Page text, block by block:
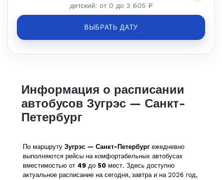
детский: от 0 до 3 605 ₽
ВЫБРАТЬ ДАТУ
Информация о расписании
автобусов Зугрэс — Санкт-
Петербург
По маршруту Зугрэс — Санкт-Петербург ежедневно
выполняются рейсы на комфортабельных автобусах
вместимостью от 49 до 50 мест. Здесь доступно
актуальное расписание на сегодня, завтра и на 2026 год,